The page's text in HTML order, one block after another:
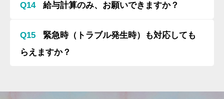
Q14 給与計算のみ、お願いできますか？
Q15
緊急時（トラブル発生時）も対応しても
らえますか？